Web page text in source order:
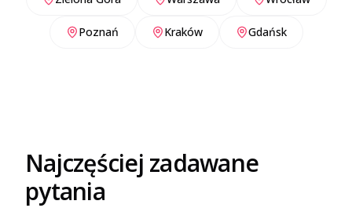
Poznań Kraków Gdańsk
Najczęściej zadawane
pytania